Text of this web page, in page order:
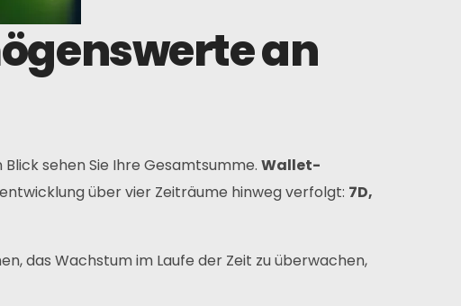
an
sehen Sie Ihre Gesamtsumme. Wallet-
über vier Zeiträume hinweg verfolgt: 7D,
das Wachstum im Laufe der Zeit zu überwachen,